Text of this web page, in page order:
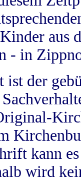
aus
- in
ist der
kann
wird